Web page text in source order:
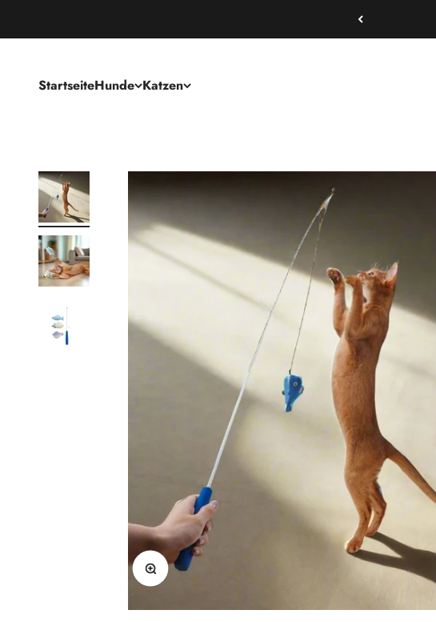
StartseiteHunde Katzen
Bild vergrößern